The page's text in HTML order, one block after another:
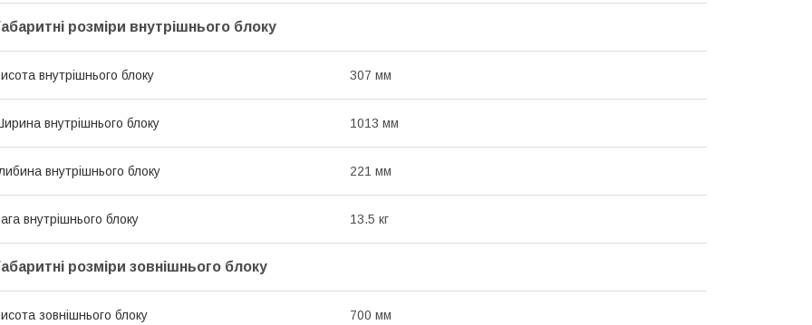
розміри внутрішнього блоку
внутрішнього блоку 307 мм
внутрішнього блоку 1013 мм
внутрішнього блоку 221 мм
внутрішнього блоку 13.5 кг
розміри зовнішнього блоку
зовнішнього блоку 700 мм